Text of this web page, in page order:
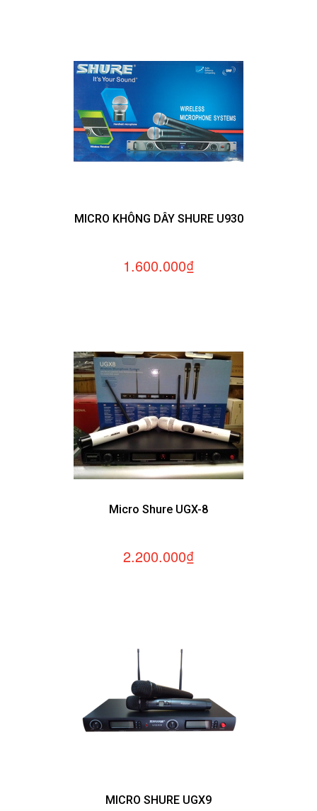
MICRO KHÔNG DÂY SHURE U930
1.600.000₫
Micro Shure UGX-8
2.200.000₫
MICRO SHURE UGX9